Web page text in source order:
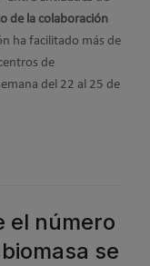
de la colaboración
ha facilitado más de
de
del 22 al 25 de
el número
se